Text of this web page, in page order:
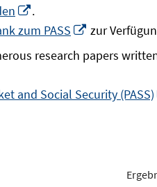
In
neuem
.
zum PASS
In
öffnen
zur
research papers
and Social Security (PASS)